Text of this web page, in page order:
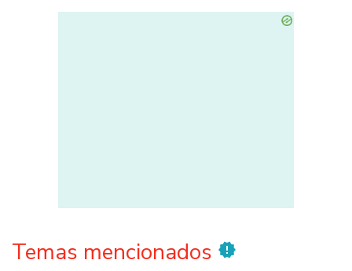
Temas mencionados new_releases